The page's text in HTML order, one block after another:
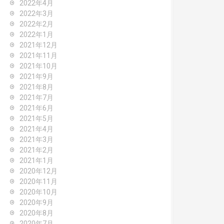
2022年4月
2022年3月
2022年2月
2022年1月
2021年12月
2021年11月
2021年10月
2021年9月
2021年8月
2021年7月
2021年6月
2021年5月
2021年4月
2021年3月
2021年2月
2021年1月
2020年12月
2020年11月
2020年10月
2020年9月
2020年8月